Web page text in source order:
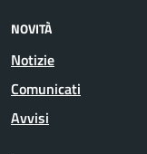
NOVITÀ
Notizie
Comunicati
Avvisi